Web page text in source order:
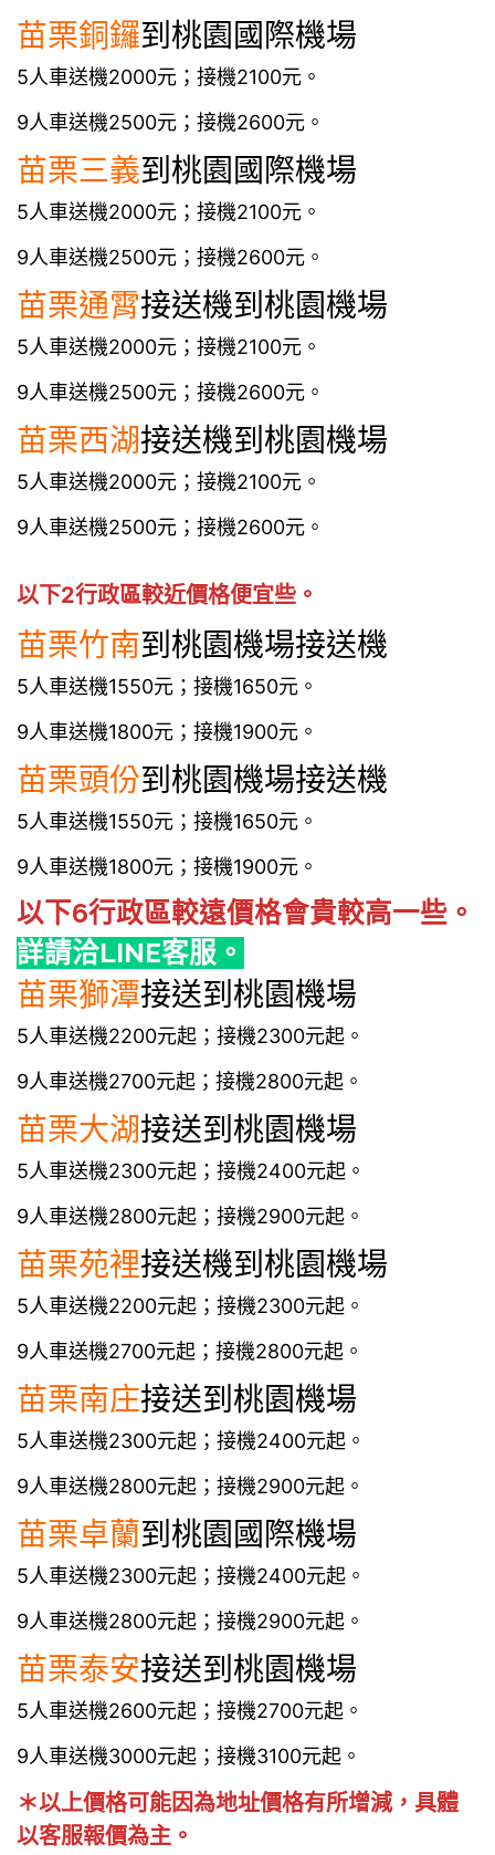
苗栗銅鑼到桃園國際機場
5人車送機2000元；接機2100元。
9人車送機2500元；接機2600元。
苗栗三義到桃園國際機場
5人車送機2000元；接機2100元。
9人車送機2500元；接機2600元。
苗栗通霄接送機到桃園機場
5人車送機2000元；接機2100元。
9人車送機2500元；接機2600元。
苗栗西湖接送機到桃園機場
5人車送機2000元；接機2100元。
9人車送機2500元；接機2600元。
以下2行政區較近價格便宜些。
苗栗竹南到桃園機場接送機
5人車送機1550元；接機1650元。
9人車送機1800元；接機1900元。
苗栗頭份到桃園機場接送機
5人車送機1550元；接機1650元。
9人車送機1800元；接機1900元。
以下6行政區較遠價格會貴較高一些。
詳請洽LINE客服。
苗栗獅潭接送到桃園機場
5人車送機2200元起；接機2300元起。
9人車送機2700元起；接機2800元起。
苗栗大湖接送到桃園機場
5人車送機2300元起；接機2400元起。
9人車送機2800元起；接機2900元起。
苗栗苑裡接送機到桃園機場
5人車送機2200元起；接機2300元起。
9人車送機2700元起；接機2800元起。
苗栗南庄接送到桃園機場
5人車送機2300元起；接機2400元起。
9人車送機2800元起；接機2900元起。
苗栗卓蘭到桃園國際機場
5人車送機2300元起；接機2400元起。
9人車送機2800元起；接機2900元起。
苗栗泰安接送到桃園機場
5人車送機2600元起；接機2700元起。
9人車送機3000元起；接機3100元起。
＊以上價格可能因為地址價格有所增減，具體
以客服報價為主。